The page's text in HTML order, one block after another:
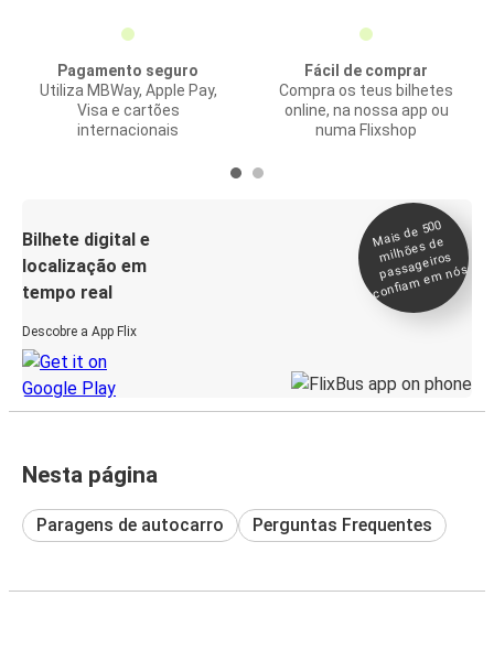
Pagamento seguro
Utiliza MBWay, Apple Pay,
Visa e cartões
internacionais
Fácil de comprar
Compra os teus bilhetes
online, na nossa app ou
numa Flixshop
Bilhete digital e
localização em
tempo real
Descobre a App Flix
Mais de 500
milhões de
passageiros
confia
m e
m nós
Nesta página
Paragens de autocarro Perguntas Frequentes